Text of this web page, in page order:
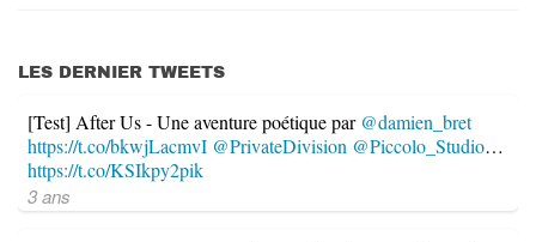
LES DERNIER TWEETS
[Test] After Us - Une aventure poétique par @damien_bret
https://t.co/bkwjLacmvI @PrivateDivision @Piccolo_Studio…
https://t.co/KSIkpy2pik
3 ans